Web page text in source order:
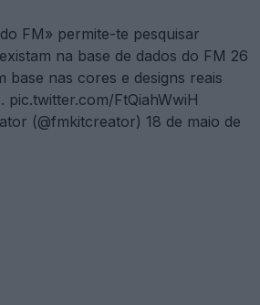
FM» permite-te pesquisar
na base de dados do FM 26
base nas cores e designs reais
pic.twitter.com/FtQiahWwiH
(@fmkitcreator) 18 de maio de